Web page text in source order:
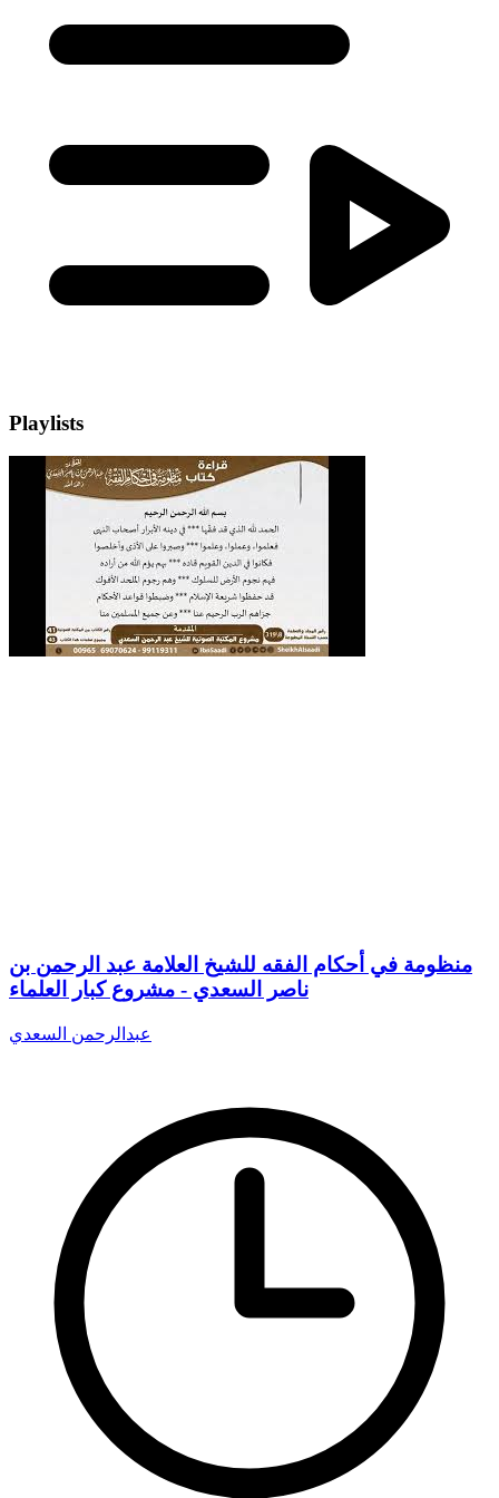
Playlists
منظومة في أحكام الفقه للشيخ العلامة عبد الرحمن بن
ناصر السعدي - مشروع كبار العلماء
عبدالرحمن السعدي